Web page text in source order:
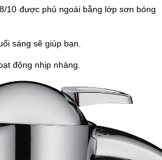
10 được phủ ngoài bằng lớp sơn bóng
sáng sẽ giúp bạn.
động nhịp nhàng.